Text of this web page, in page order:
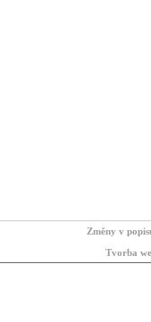
Změny v
Tvorba